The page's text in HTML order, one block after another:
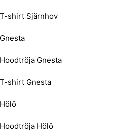
T-shirt Sjärnhov
Gnesta
Hoodtröja Gnesta
T-shirt Gnesta
Hölö
Hoodtröja Hölö